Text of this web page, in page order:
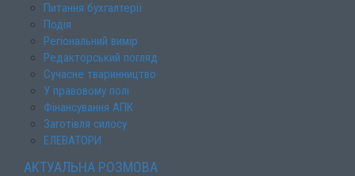
Питання бухгалтерії
Подія
Регіональний вимір
Редакторський погляд
Сучасне тваринництво
У правовому полі
Фінансування АПК
Заготівля силосу
ЕЛЕВАТОРИ
АКТУАЛЬНА РОЗМОВА